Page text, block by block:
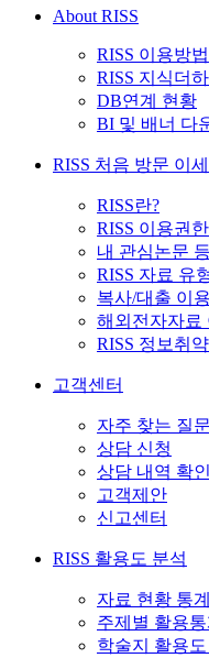
About RISS
RISS 이용방법
RISS 지식더하
DB연계 현황
BI 및 배너 다
RISS 처음 방문 이
RISS란?
RISS 이용권한
내 관심논문
RISS 자료 유
복사/대출 이
해외전자자료
RISS 정보취
고객센터
자주 찾는 질문
상담 신청
상담 내역 확인
고객제안
신고센터
RISS 활용도 분석
자료 현황 통계
주제별 활용
학술지 활용도